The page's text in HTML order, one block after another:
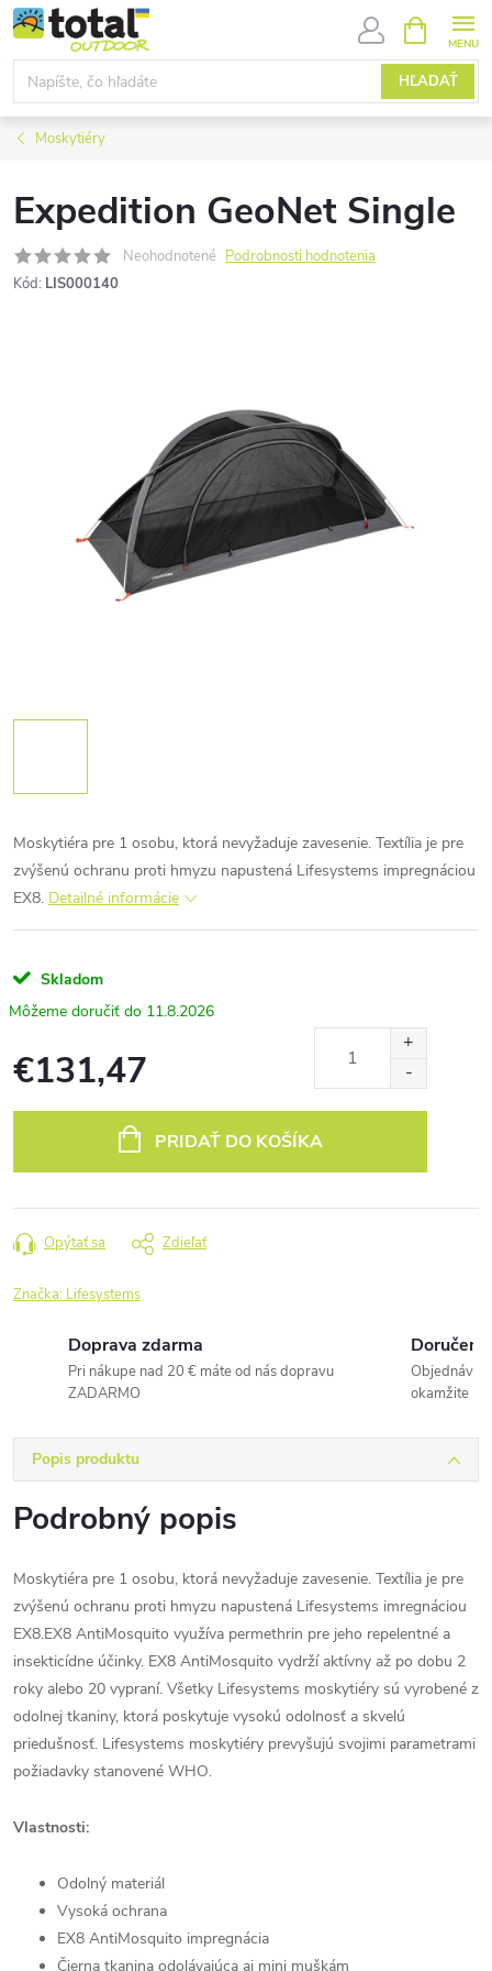
Prejsť
na
obsah
HĽADAŤ
KOŠÍK
Moskytiéry
Expedition GeoNet Single
Neohodnotené Podrobnosti hodnotenia
Kód: LIS000140
Moskytiéra pre 1 osobu, ktorá nevyžaduje zavesenie. Textília je pre
zvýšenú ochranu proti hmyzu napustená Lifesystems impregnáciou
EX8. Detailné informácie
Skladom
11.8.2026
€131,47
PRIDAŤ DO KOŠÍKA
Opýtať sa Zdieľať
Značka: Lifesystems
Doprava zdarma
Pri nákupe nad 20 € máte od nás dopravu
ZADARMO
okamžite
Popis produktu
Podrobný popis
Moskytiéra pre 1 osobu, ktorá nevyžaduje zavesenie. Textília je pre
zvýšenú ochranu proti hmyzu napustená Lifesystems imregnáciou
EX8.EX8 AntiMosquito využíva permethrin pre jeho repelentné a
insekticídne účinky. EX8 AntiMosquito vydrží aktívny až po dobu 2
roky alebo 20 vypraní. Všetky Lifesystems moskytiéry sú vyrobené z
odolnej tkaniny, ktorá poskytuje vysokú odolnosť a skvelú
priedušnosť. Lifesystems moskytiéry prevyšujú svojimi parametrami
požiadavky stanovené WHO.
Vlastnosti:
Odolný materiál
Vysoká ochrana
EX8 AntiMosquito impregnácia
Čierna tkanina odolávajúca aj mini muškám